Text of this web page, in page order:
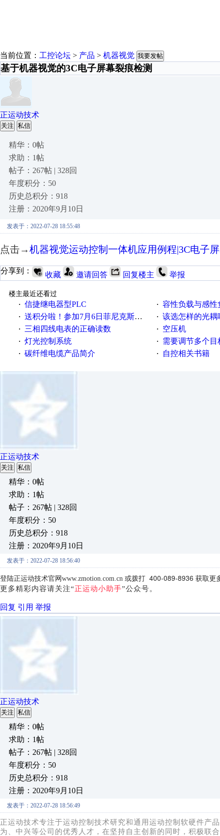
当前位置： 工控论坛 > 产品 > 机器视觉 我要发帖
基于机器视觉的3C电子屏幕裂痕检测
正运动技术
关注 私信
精华：0帖
求助：1帖
帖子：267帖 | 328回
年度积分：50
历史总积分：918
注册：2020年9月10日
发表于：2022-07-28 18:55:48
点击→机器视觉运动控制一体机应用例程|3C电子
分享到： 收藏 邀请回答 回复楼主 举报
楼主最近还看过
· 信捷继电器型PLC · 容性负载与感性负
· 送积分啦！参加7月6日菲尼克斯在线研讨会即得 · 该选怎样的光耦
· 三相四线电表的正确读数 · 空压机
· 灯光控制系统 · 需要调节多个目标
· 碳纤维电缆产品简介 · 自控相关书籍
正运动技术
关注 私信
精华：0帖
求助：1帖
帖子：267帖 | 328回
年度积分：50
历史总积分：918
注册：2020年9月10日
发表于：2022-07-28 18:56:40
登陆正运动技术官网www.zmotion.com.cn 或拨打 400-089-8936 获取更
更多精彩内容请关注“正运动小助手”公众号。
回复 引用 举报
正运动技术
关注 私信
精华：0帖
求助：1帖
帖子：267帖 | 328回
年度积分：50
历史总积分：918
注册：2020年9月10日
发表于：2022-07-28 18:56:49
正运动技术专注于运动控制技术研究和通用运动控制软硬件产
为、中兴等公司的优秀人才，在坚持自主创新的同时，积极联